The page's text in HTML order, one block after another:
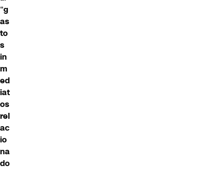
“g
as
to
s
in
m
ed
iat
os
rel
ac
io
na
do